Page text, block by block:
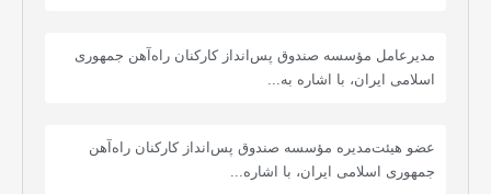
مدیرعامل مؤسسه صندوق پس‌انداز کارکنان راه‌آهن جمهوری
اسلامی ایران، با اشاره به...
عضو هیئت‌مدیره مؤسسه صندوق پس‌انداز کارکنان راه‌آهن
جمهوری اسلامی ایران، با اشاره...